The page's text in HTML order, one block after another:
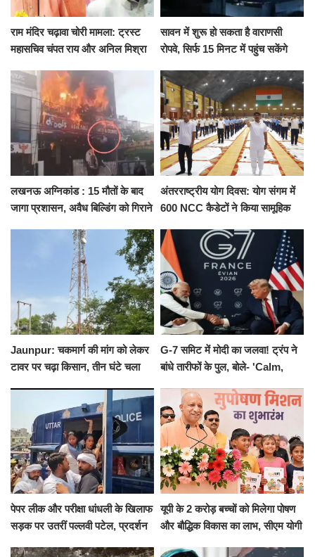
राम मंदिर चढ़ावा चोरी मामला: ट्रस्ट
महासचिव चंपत राय और अनिल मिश्रा
को नहीं...
सावन में शुरू हो सकता है वाराणसी
रोपवे, सिर्फ 15 मिनट में पहुंच सकेंगे
किराया
लखनऊ अग्निकांड : 15 मौतों के बाद
जागा प्रशासन, अवैध बिल्डिंग को गिराने
अंतरराष्ट्रीय योग दिवस: योग संगम में
600 NCC कैडेटों ने किया सामूहिक
संकल्प
Jaunpur: चकमार्ग की मांग को लेकर
टावर पर चढ़ा किसान, तीन घंटे चला
G-7 समिट में मोदी का जलवा! ट्रंप ने
बांधे तारीफों के पुल, बोले- 'Calm,
पेपर लीक और परीक्षा धांधली के खिलाफ
सड़क पर उतरीं पल्लवी पटेल, प्रदर्शन
यूपी के 2 करोड़ बच्चों को मिलेगा पोषण
और बौद्धिक विकास का लाभ, सीएम योगी